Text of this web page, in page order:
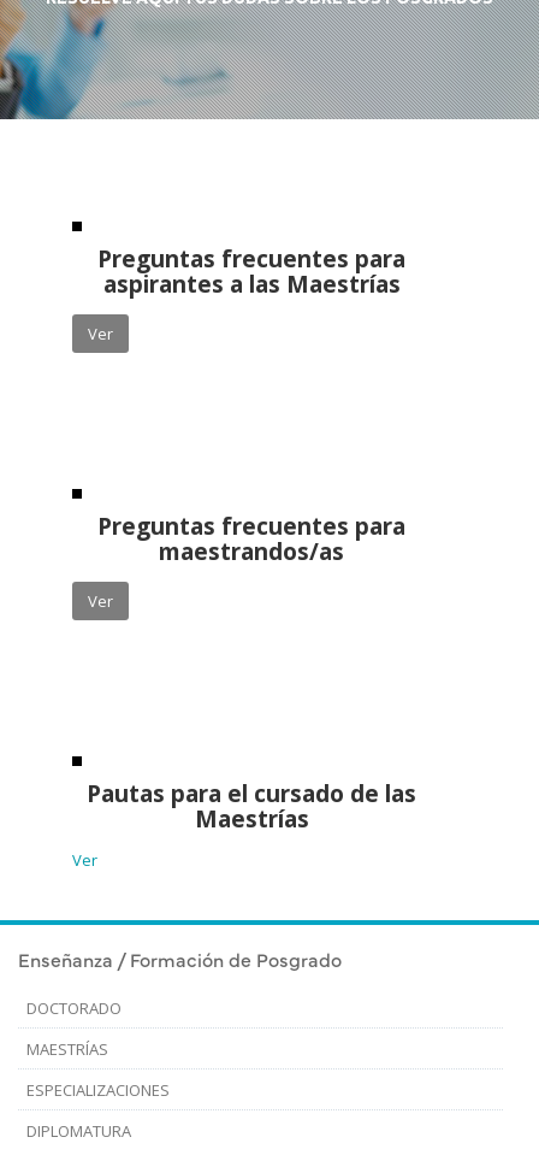
Enseñanza / Formación de Posgrado
DOCTORADO
MAESTRÍAS
ESPECIALIZACIONES
DIPLOMATURA
Preguntas frecuentes para
aspirantes a las Maestrías
Ver
Preguntas frecuentes para
maestrandos/as
Ver
Pautas para el cursado de las
Maestrías
Ver